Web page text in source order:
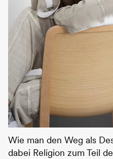
Wie man den Weg als
dabei Religion zum Teil